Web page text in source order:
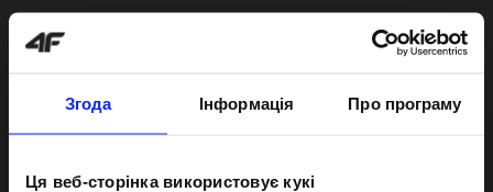
Згода Інформація Про програму
Ця веб-сторінка використовує кукі